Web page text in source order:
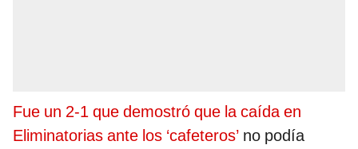
Fue un 2-1 que demostró que la caída en
Eliminatorias ante los ‘cafeteros’ no podía